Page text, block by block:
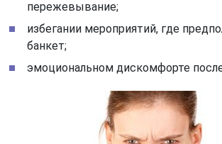
пережевывание;
избегании мероприятий, где
банкет;
эмоциональном дискомфорте